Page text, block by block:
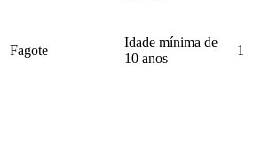
Fagote
Idade mínima de
10 anos
1